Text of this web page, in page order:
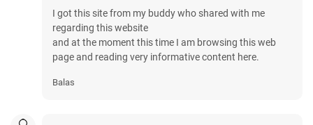
I got this site from my buddy who shared with me
regarding this website
and at the moment this time I am browsing this web
page and reading very informative content here.
Balas